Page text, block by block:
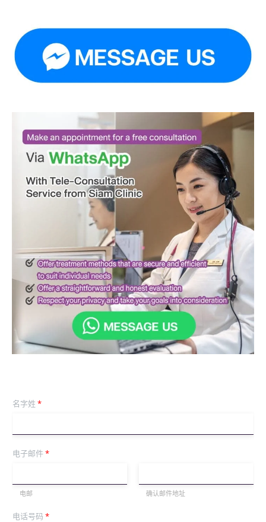
名字姓 *
电子邮件*
电邮 确认邮件地址
电话号码 *